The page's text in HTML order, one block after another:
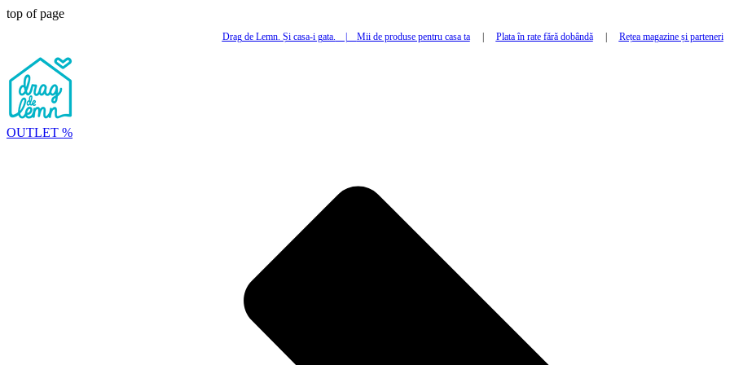
top of page
Drag de Lemn. Și casa-i gata. Mii de produse pentru casa ta| Plata în rate fără dobândă| Rețea magazine și parteneri
OUTLET %